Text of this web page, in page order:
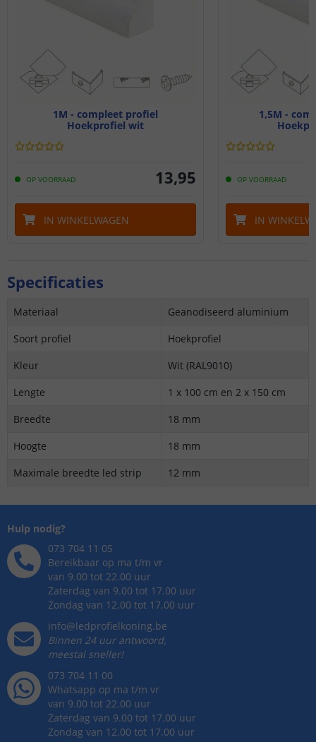
1M - compleet profiel
Hoekprofiel wit
OP VOORRAAD 13,95
IN WINKELWAGEN
1,5M -
OP VOORRAAD
IN
Specificaties
Materiaal
Geanodiseerd aluminium
Soort profiel
Hoekprofiel
Kleur
Wit (RAL9010)
Lengte
1 x 100 cm en 2 x 150 cm
Breedte
18 mm
Hoogte
18 mm
Maximale breedte led strip
12 mm
Hulp nodig?
073 704 11 05
Bereikbaar op ma t/m vr
van 9.00 tot 22.00 uur
Zaterdag van 9.00 tot 17.00 uur
Zondag van 12.00 tot 17.00 uur
info@ledprofielkoning.be
Binnen 24 uur antwoord,
meestal sneller!
073 704 11 00
Whatsapp op ma t/m vr
van 9.00 tot 22.00 uur
Zaterdag van 9.00 tot 17.00 uur
Zondag van 12.00 tot 17.00 uur